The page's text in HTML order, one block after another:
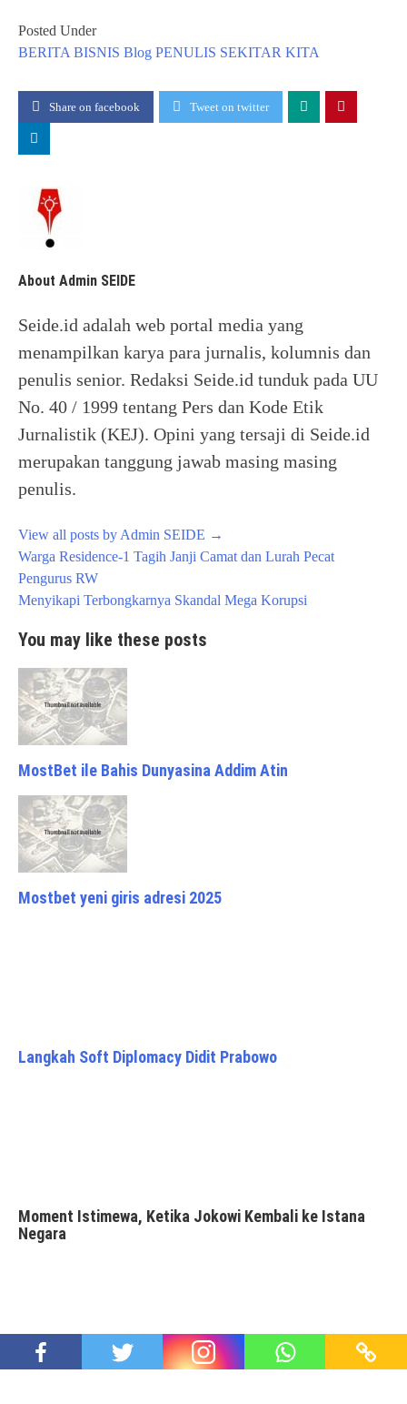
Posted Under
BERITA BISNIS Blog PENULIS SEKITAR KITA
Share on facebook Tweet on twitter
About Admin SEIDE
Seide.id adalah web portal media yang
menampilkan karya para jurnalis, kolumnis dan
penulis senior. Redaksi Seide.id tunduk pada UU
No. 40 / 1999 tentang Pers dan Kode Etik
Jurnalistik (KEJ). Opini yang tersaji di Seide.id
merupakan tanggung jawab masing masing
penulis.
View all posts by Admin SEIDE →
Post
navigation
Warga Residence-1 Tagih Janji Camat dan Lurah Pecat
Pengurus RW
Menyikapi Terbongkarnya Skandal Mega Korupsi
You may like these posts
MostBet ile Bahis Dunyasina Addim Atin
Mostbet yeni giris adresi 2025
Langkah Soft Diplomacy Didit Prabowo
Moment Istimewa, Ketika Jokowi Kembali ke Istana
Negara